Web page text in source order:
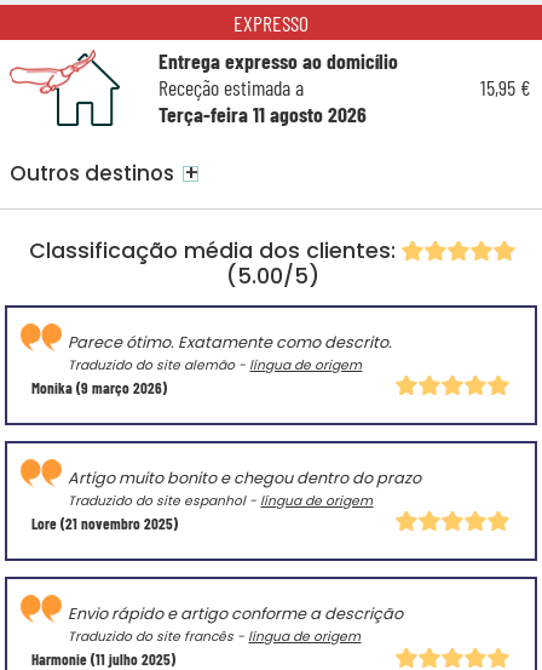
Classificação média dos clientes:
(5.00/5)
Monika(9 março 2026)
Parece ótimo. Exatamente como descrito.
Traduzido do site alemão - língua de origem
Lore(21 novembro 2025)
Artigo muito bonito e chegou dentro do prazo
Traduzido do site espanhol - língua de origem
Harmonie(11 julho 2025)
Envio rápido e artigo conforme a descrição
Traduzido do site francês - língua de origem
EXPRESSO
Entrega expresso ao domicílio
Receção estimada a
Terça-feira 11 agosto 2026
15,95 €
Outros destinos +